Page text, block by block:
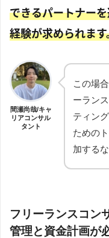
できるパートナー
経験が求められます
間瀬尚哉/キャ
リアコンサル
タント
この場
ーラン
ティン
ための
加する
フリーランスコン
管理と資金計画が